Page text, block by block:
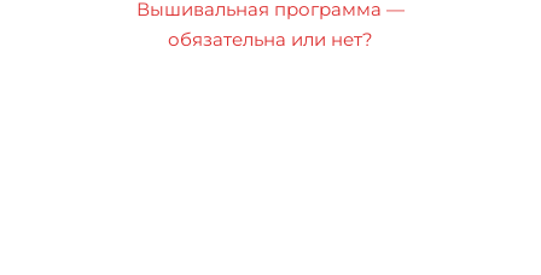
Вышивальная программа —
обязательна или нет?